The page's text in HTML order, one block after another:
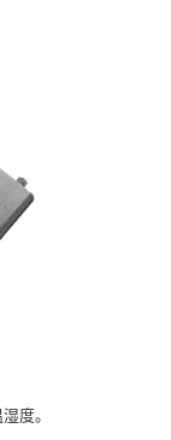
度。